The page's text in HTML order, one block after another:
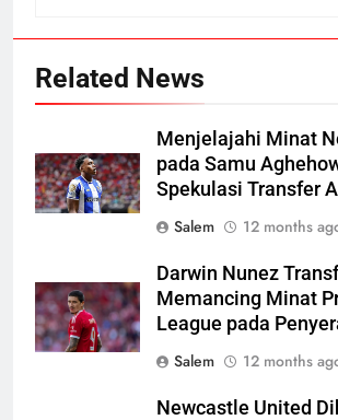
Related News
Menjelajahi Minat
pada Samu
Spekulasi Transfer
Salem
12 months
Darwin Nunez
Memancing Minat
League pada
Salem
12 months
Newcastle United